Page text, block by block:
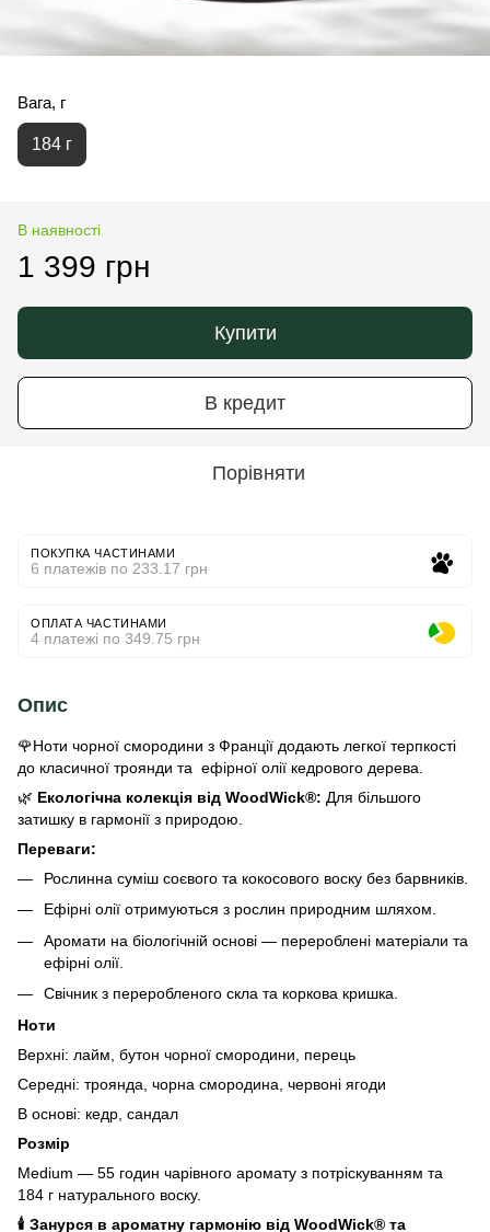
Вага, г
184 г
В наявності
1 399 грн
Купити
В кредит
Порівняти
ПОКУПКА ЧАСТИНАМИ
6 платежів по 233.17 грн
ОПЛАТА ЧАСТИНАМИ
4 платежі по 349.75 грн
Опис
🌹Ноти чорної смородини з Франції додають легкої терпкості
до класичної троянди та ефірної олії кедрового дерева.
🌿 Екологічна колекція від WoodWick®: Для більшого
затишку в гармонії з природою.
Переваги:
Рослинна суміш соєвого та кокосового воску без барвників.
Ефірні олії отримуються з рослин природним шляхом.
Аромати на біологічній основі — перероблені матеріали та
ефірні олії.
Свічник з переробленого скла та коркова кришка.
Ноти
Верхні: лайм, бутон чорної смородини, перець
Середні: троянда, чорна смородина, червоні ягоди
В основі: кедр, сандал
Розмір
Medium — 55 годин чарівного аромату з потріскуванням та
184 г натурального воску.
🕯️ Занурся в ароматну гармонію від WoodWick® та